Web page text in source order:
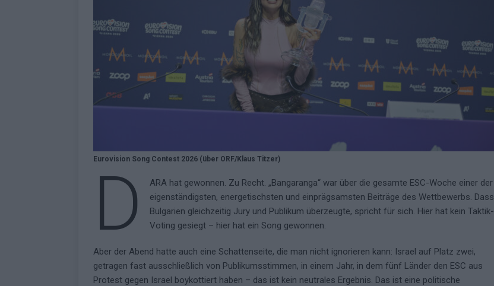
Eurovision Song Contest 2026 (über ORF/Klaus Titzer)
D
ARA hat gewonnen. Zu Recht. „Bangaranga“ war über die gesamte ESC-Woche einer der
eigenständigsten, energetischsten und einprägsamsten Beiträge des Wettbewerbs. Dass
Bulgarien gleichzeitig Jury und Publikum überzeugte, spricht für sich. Hier hat kein Taktik-
Voting gesiegt – hier hat ein Song gewonnen.
Aber der Abend hatte auch eine Schattenseite, die man nicht ignorieren kann: Israel auf Platz zwei,
getragen fast ausschließlich von Publikumsstimmen, in einem Jahr, in dem fünf Länder den ESC aus
Protest gegen Israel boykottiert haben – das ist kein neutrales Ergebnis. Das ist eine politische